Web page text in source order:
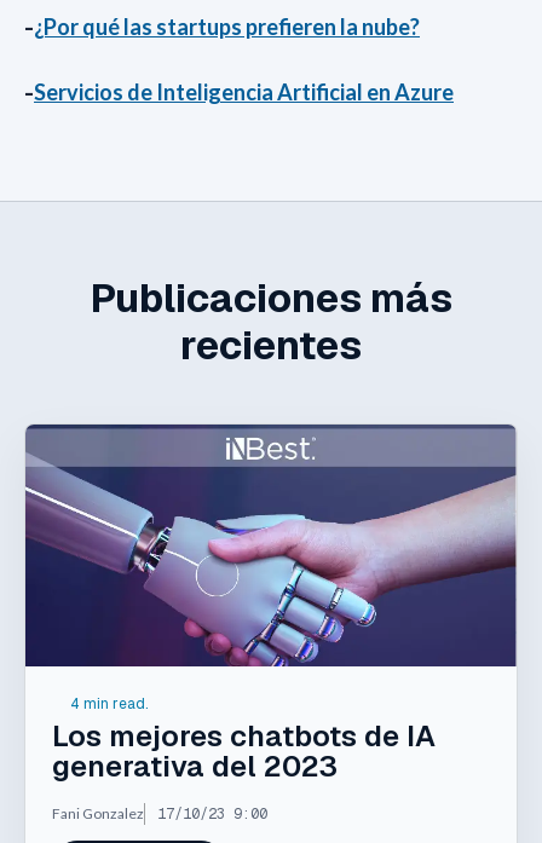
-¿Por qué las startups prefieren la nube?
-Servicios de Inteligencia Artificial en Azure
Publicaciones más
recientes
4 min read.
Los mejores chatbots de IA
generativa del 2023
Fani Gonzalez 17/10/23 9:00